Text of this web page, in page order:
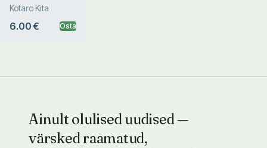
Kotaro Kita
6.00 € Osta
Ainult olulised uudised —
värsked raamatud,